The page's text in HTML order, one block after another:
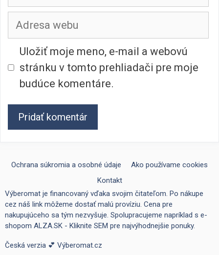
Adresa
webu
Uložiť moje meno, e-mail a webovú
stránku v tomto prehliadači pre moje
budúce komentáre.
Ochrana súkromia a osobné údaje
Ako používame cookies
Kontakt
Výberomat je financovaný vďaka svojim čitateľom. Po nákupe
cez náš link môžeme dostať malú províziu. Cena pre
nakupujúceho sa tým nezvyšuje. Spolupracujeme napríklad s e-
shopom ALZA.SK - Kliknite SEM pre najvýhodnejšie ponuky.
Česká verzia 💕 Výberomat.cz